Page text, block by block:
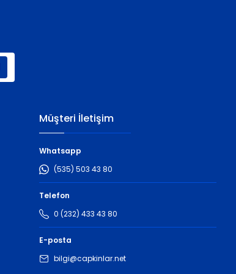
Müşteri İletişim
Whatsapp
(535) 503 43 80
Telefon
0 (232) 433 43 80
E-posta
bilgi@capkinlar.net